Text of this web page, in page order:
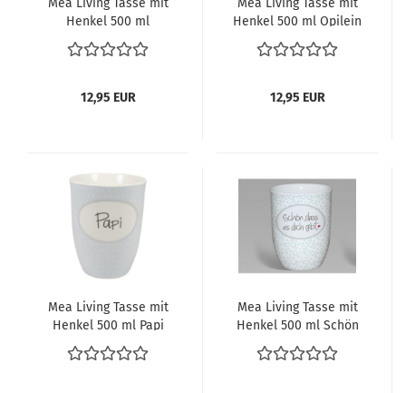
Mea Living Tasse mit
Henkel 500 ml
Nervensäge
12,95 EUR
Mea Living Tasse mit
Henkel 500 ml Opilein
12,95 EUR
Mea Living Tasse mit
Henkel 500 ml Papi
Mea Living Tasse mit
Henkel 500 ml Schön
dass es dich gibt türkis